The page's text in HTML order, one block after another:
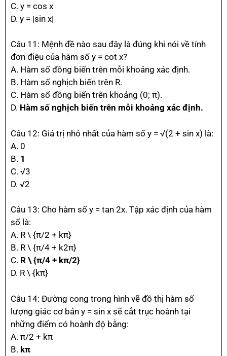
C. y = cos x
D. y = |sin x|
Câu 11: Mệnh đề nào sau đây là đúng khi nói về tính
đơn điệu của hàm số y = cot x?
A. Hàm số đồng biến trên mỗi khoảng xác định.
B. Hàm số nghịch biến trên R.
C. Hàm số đồng biến trên khoảng (0; π).
D. Hàm số nghịch biến trên mỗi khoảng xác định.
Câu 12: Giá trị nhỏ nhất của hàm số y = √(2 + sin x) là:
A. 0
B. 1
C. √3
D. √2
Câu 13: Cho hàm số y = tan 2x. Tập xác định của hàm
số là:
A. R \ {π/2 + kπ}
B. R \ {π/4 + k2π}
C. R \ {π/4 + kπ/2}
D. R \ {kπ}
Câu 14: Đường cong trong hình vẽ đồ thị hàm số
lượng giác cơ bản y = sin x sẽ cắt trục hoành tại
những điểm có hoành độ bằng:
A. π/2 + kπ
B. kπ